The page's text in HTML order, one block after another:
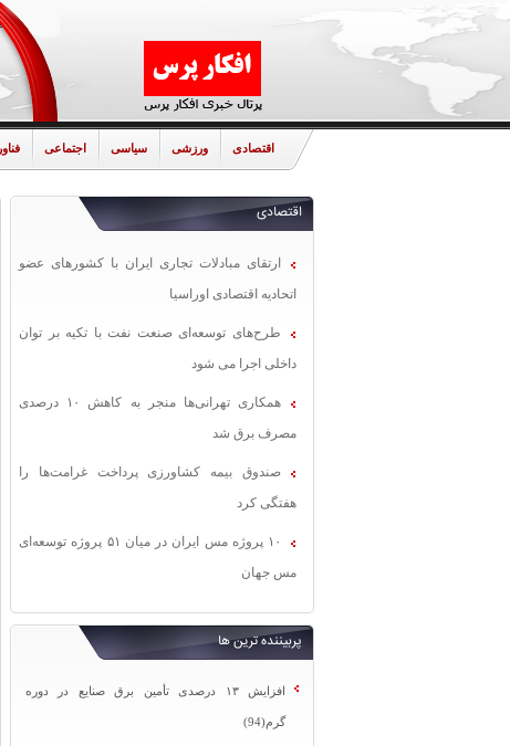
اقتصادی ورزشی سیاسی اجتماعی
اقتصادی
ارتقای مبادلات تجاری ایران با کشورهای عضو
اتحادیه اقتصادی اوراسیا
طرح‌های توسعه‌ای صنعت نفت با تکیه بر توان
داخلی اجرا می شود
همکاری تهرانی‌ها منجر به کاهش ۱۰ درصدی
مصرف برق شد
صندوق بیمه کشاورزی پرداخت غرامت‌ها را
هفتگی کرد
۱۰ پروژه مس ایران در میان ۵۱ پروژه توسعه‌ای
مس جهان
پربیننده ترین ها
افزایش ۱۳ درصدی تأمین برق صنایع در دوره
گرم(94)